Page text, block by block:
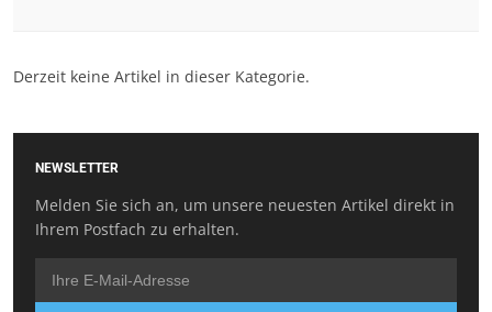
Derzeit keine Artikel in dieser Kategorie.
NEWSLETTER
Melden Sie sich an, um unsere neuesten Artikel direkt in
Ihrem Postfach zu erhalten.